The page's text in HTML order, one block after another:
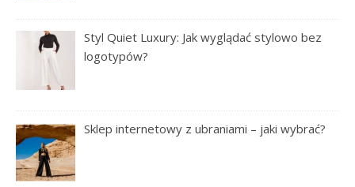
Styl Quiet Luxury: Jak wyglądać stylowo bez
logotypów?
Sklep internetowy z ubraniami – jaki wybrać?